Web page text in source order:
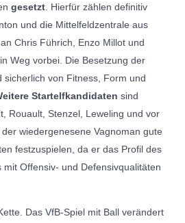
gesetzt . Hierfür zählen definitiv
und die Mittelfeldzentrale aus
Chris Führich, Enzo Millot und
Weg vorbei. Die Besetzung der
sicherlich von Fitness, Form und
Startelfkandidaten sind
Rouault, Stenzel, Leweling und vor
wiedergenesene Vagnoman gute
festzuspielen, da er das Profil des
Offensiv- und Defensivqualitäten